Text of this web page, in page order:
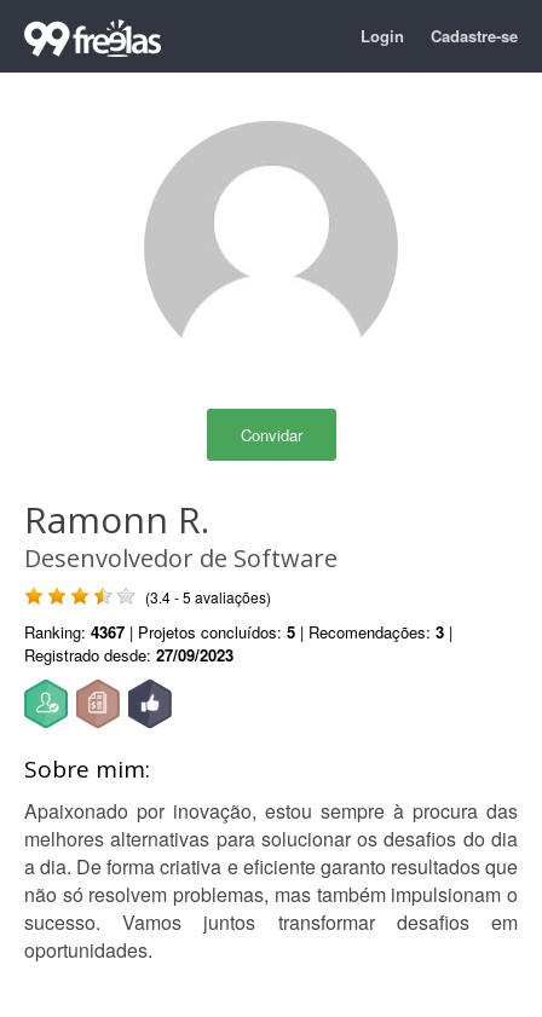
Login Cadastre-se
Convidar
Ramonn R.
Desenvolvedor de Software
(3.4 - 5 avaliações)
Ranking: 4367 | Projetos concluídos: 5 | Recomendações: 3 |
Registrado desde: 27/09/2023
Sobre mim:
Apaixonado por inovação, estou sempre à procura das
melhores alternativas para solucionar os desafios do dia
a dia. De forma criativa e eficiente garanto resultados que
não só resolvem problemas, mas também impulsionam o
sucesso. Vamos juntos transformar desafios em
oportunidades.